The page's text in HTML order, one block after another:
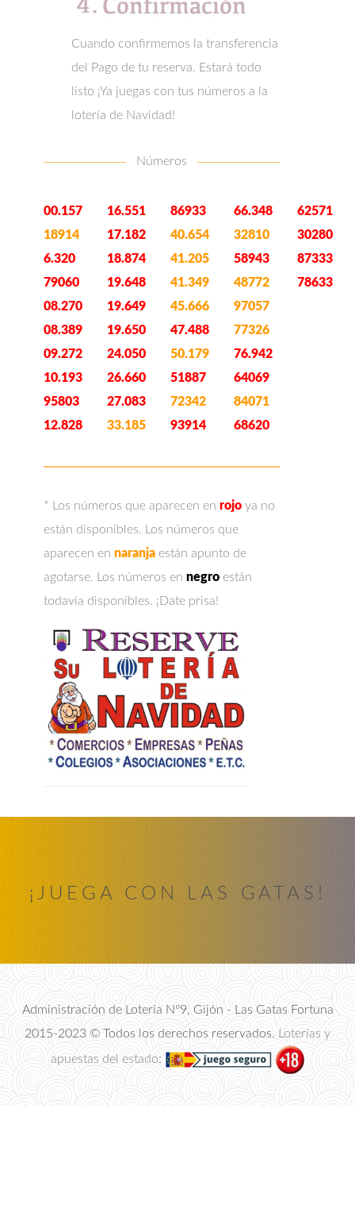
Cuando confirmemos la transferencia
del Pago de tu reserva. Estará todo
listo ¡Ya juegas con tus números a la
lotería de Navidad!
Números
00.157 16.551 86933 66.348
62571
18914
17.182 40.654 32810
30280
6.320
18.874 41.205 58943
87333
79060
19.648 41.349 48772
78633
08.270
19.649 45.666
97057
08.389
19.650 47.488
77326
09.272
24.050 50.179
76.942
10.193
26.660 51887
64069
95803
27.083 72342
84071
12.828
33.185 93914 68620
* Los números que aparecen en rojo ya no
están disponibles. Los números que
aparecen en naranja están apunto de
agotarse. Los números en negro están
todavía disponibles. ¡Date prisa!
¡JUEGA CON LAS GATAS!
Administración de Lotería Nº9, Gijón - Las Gatas Fortuna
2015-2023 © Todos los derechos reservados.
Loterías y
apuestas del estado: